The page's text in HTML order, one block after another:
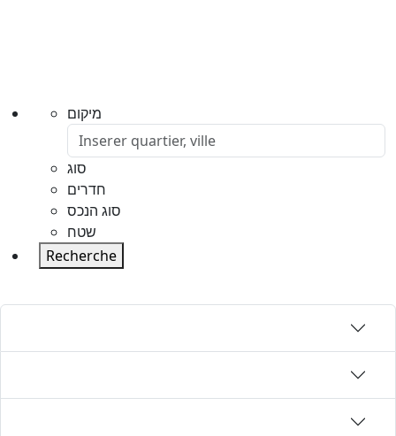
מיקום
סוג
חדרים
סוג הנכס
שטח
Recherche